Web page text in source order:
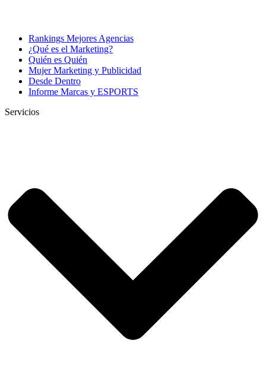
Rankings Mejores Agencias
¿Qué es el Marketing?
Quién es Quién
Mujer Marketing y Publicidad
Desde Dentro
Informe Marcas y ESPORTS
Servicios